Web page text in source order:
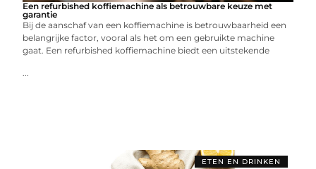
Een refurbished koffiemachine als betrouwbare keuze met
garantie
Bij de aanschaf van een koffiemachine is betrouwbaarheid een
belangrijke factor, vooral als het om een gebruikte machine
gaat. Een refurbished koffiemachine biedt een uitstekende
...
ETEN EN DRINKEN